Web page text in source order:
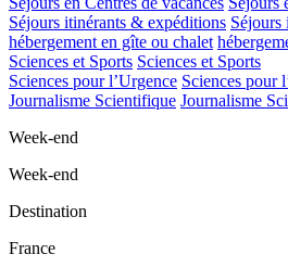
Séjours itinérants & expéditions Séjours
hébergement en gîte ou chalet
Sciences et Sports Sciences et Sports
Sciences pour l’Urgence Sciences pour
Journalisme Scientifique Journalisme
Week-end
Week-end
Destination
France